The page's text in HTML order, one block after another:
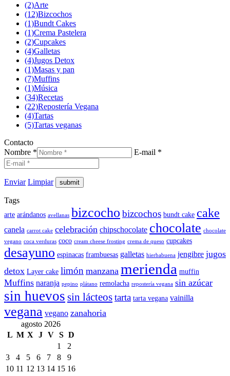
(2)Arte
(12)Bizcochos
(1)Bundt Cakes
(1)Crema Pastelera
(2)Cupcakes
(4)Galletas
(4)Jugos Detox
(1)Masas y pan
(7)Muffins
(1)Música
(34)Recetas
(22)Repostería Vegana
(4)Tartas
(5)Tartas veganas
Contacto
Nombre *
E-mail *
Enviar Limpiar
Tags
arte arándanos avellanas bizcocho bizcochos bundt cake cake
canela carrot cake celebración chipschocolate chocolate chocolate
vegano coca verduras coco cream cheese frosting crema de queso cupcakes
desayuno espinacas frambuesas galletas hierbabuena jengibre jugos
detox Layer cake limón manzana merienda muffin
Muffins naranja pepino plátano remolacha repostería vegana sin azúcar
sin huevos sin lácteostarta tarta vegana vainilla
vegana vegano zanahoria
agosto 2026
L M X J V S D
1
2
3
4 5 6 7 8
9
10 11 12 13 14 15 16